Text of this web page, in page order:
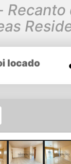
Recanto
locado